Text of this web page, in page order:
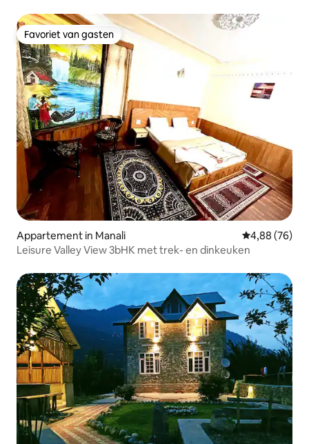
Favoriet van gasten
Favoriet van gasten
Appartement in Manali Gemiddelde
4,88 (76)
Leisure Valley View 3bHK met trek- en dinkeuken